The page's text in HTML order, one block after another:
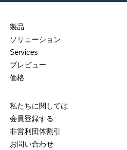
製品
ソリューション
Services
プレビュー
価格
私たちに関しては
会員登録する
非営利団体割引
お問い合わせ